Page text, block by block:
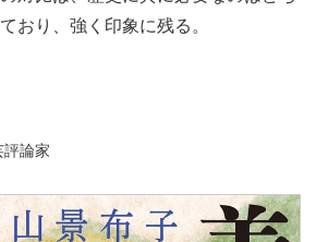
おり、強く印象に残る。
論家